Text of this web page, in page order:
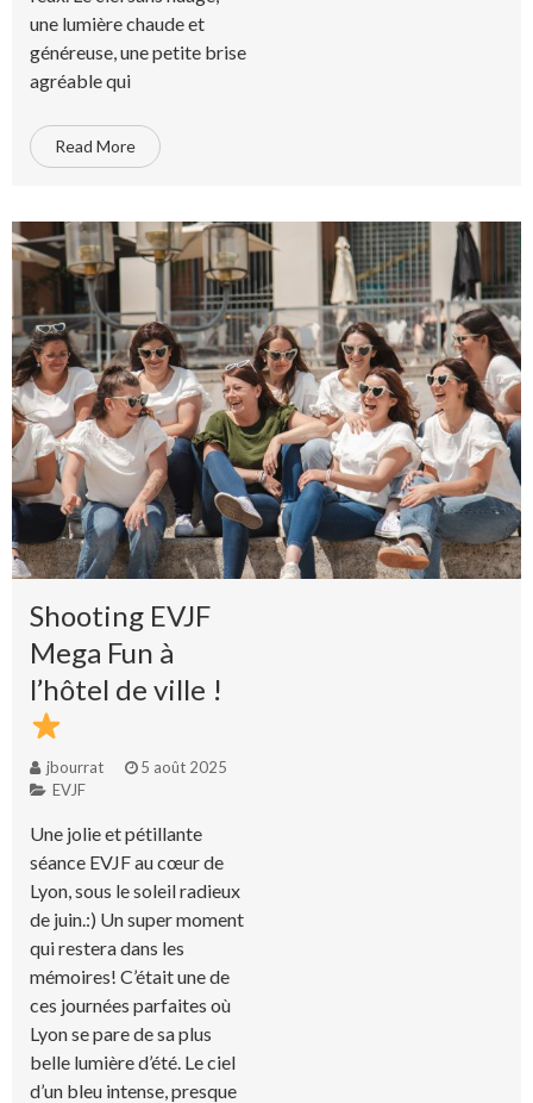
une lumière chaude et
généreuse, une petite brise
agréable qui
Read More
Shooting EVJF
Mega Fun à
l’hôtel de ville !
jbourrat
5 août 2025
EVJF
Une jolie et pétillante
séance EVJF au cœur de
Lyon, sous le soleil radieux
de juin.:) Un super moment
qui restera dans les
mémoires! C’était une de
ces journées parfaites où
Lyon se pare de sa plus
belle lumière d’été. Le ciel
d’un bleu intense, presque